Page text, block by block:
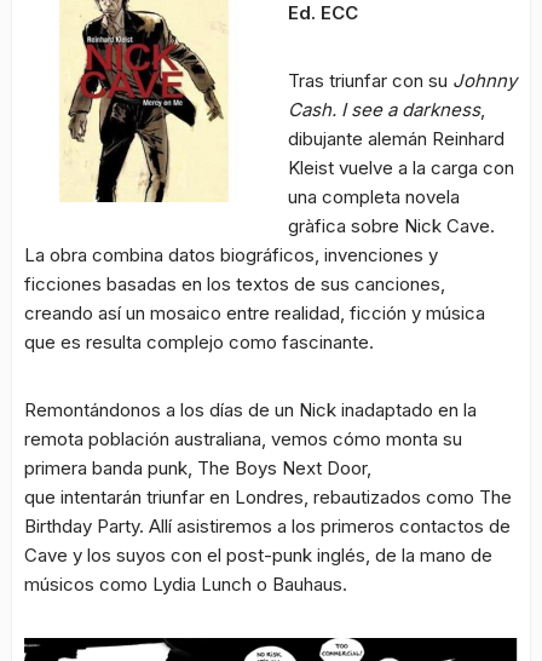
Ed. ECC
Tras triunfar con su Johnny
Cash. I see a darkness,
dibujante alemán Reinhard
Kleist vuelve a la carga con
una completa novela
gràfica sobre Nick Cave.
La obra combina datos biográficos, invenciones y
ficciones basadas en los textos de sus canciones,
creando así un mosaico entre realidad, ficción y música
que es resulta complejo como fascinante.
Remontándonos a los días de un Nick inadaptado en la
remota población australiana, vemos cómo monta su
primera banda punk, The Boys Next Door,
que intentarán triunfar en Londres, rebautizados como The
Birthday Party. Allí asistiremos a los primeros contactos de
Cave y los suyos con el post-punk inglés, de la mano de
músicos como Lydia Lunch o Bauhaus.